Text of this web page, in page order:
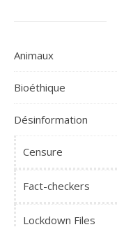
Animaux
Bioéthique
Désinformation
Censure
Fact-checkers
Lockdown Files